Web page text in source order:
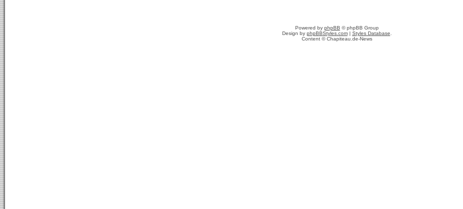
Powered by phpBB © phpBB Group
Design by phpBBStyles.com| Styles Database
Content © Chapiteau.de-News